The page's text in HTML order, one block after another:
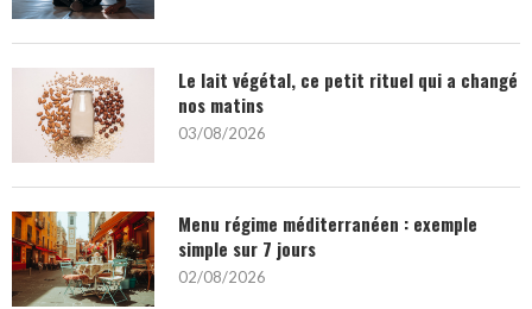
Le lait végétal, ce petit rituel qui a changé
nos matins
03/08/2026
Menu régime méditerranéen : exemple
simple sur 7 jours
02/08/2026